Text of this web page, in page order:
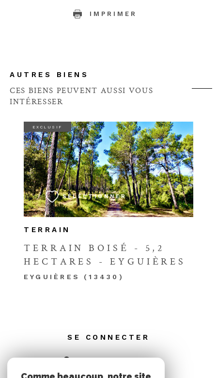
IMPRIMER
AUTRES BIENS
CES BIENS PEUVENT AUSSI VOUS
INTÉRESSER
TERRAIN
TERRAIN BOISÉ - 5,2
HECTARES - EYGUIÈRES
EYGUIÈRES (13430)
EXCLUSIF
SÉLECTIONNER
VOIR LE BIEN
SE CONNECTER